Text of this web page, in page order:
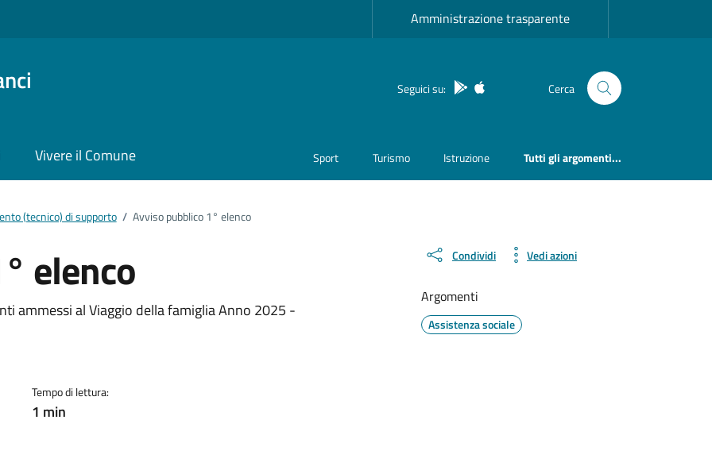
Amministrazione trasparente
Seguici su: App Android
App IOS Cerca
Vivere il Comune Sport Turismo Istruzione Tutti gli argomenti...
(tecnico) di supporto / Avviso pubblico 1° elenco
elenco
ammessi al Viaggio della famiglia Anno 2025 -
Tempo di lettura:
1 min
Condividi Vedi azioni
Argomenti
Assistenza sociale